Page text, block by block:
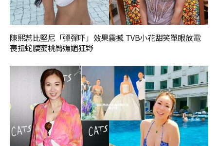
陳熙蕊比堅尼「彈彈吓」效果震撼 TVB小花甜笑單眼放電
喪扭蛇腰蜜桃臀嫵媚狂野